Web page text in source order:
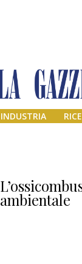
INDUSTRIA
ambientale